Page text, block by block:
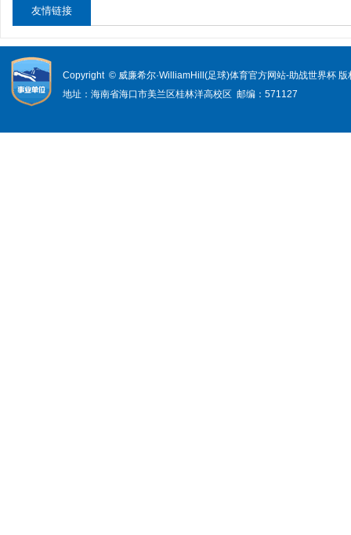
友情链接
Copyright © 威廉希尔·WilliamHill(足球)体育官方网站-助战世界杯
地址：海南省海口市美兰区桂林洋高校区 邮编：571127